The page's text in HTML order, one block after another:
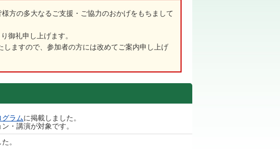
方の多大なるご支援・ご協力のおかげをもちまして
御礼申し上げます。
ますので、参加者の方には改めてご案内申し上げ
グラムに掲載しました。
・講演が対象です。
。